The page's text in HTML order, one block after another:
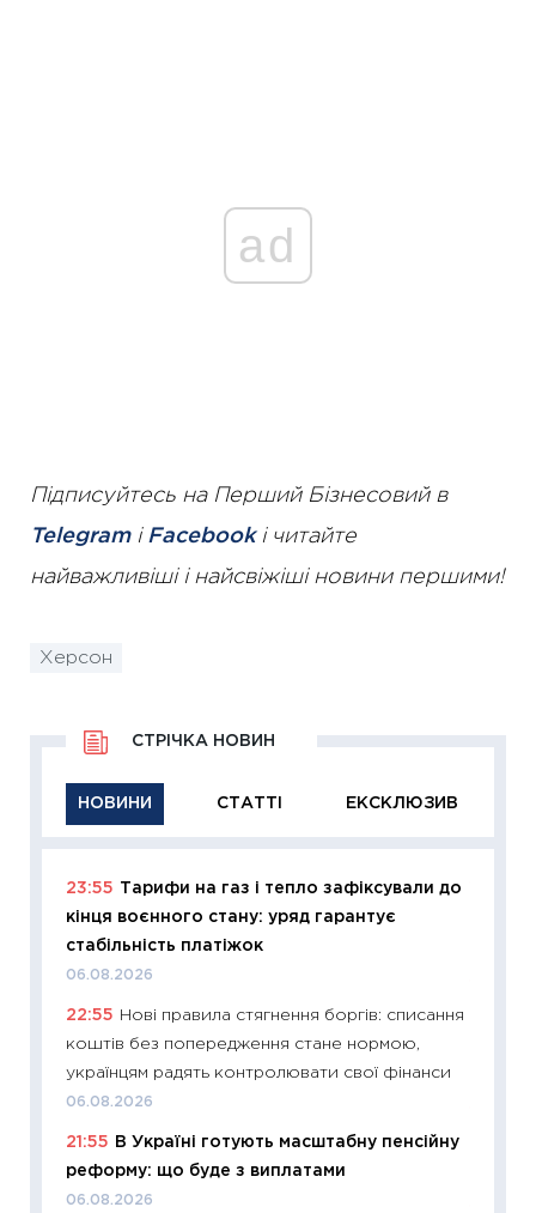
ad
Підписуйтесь на Перший Бізнесовий в
Telegramі Facebookі читайте
найважливіші і найсвіжіші новини першими!
Херсон
НОВИНИ СТАТТІ ЕКСКЛЮЗИВ
СТРІЧКА НОВИН
23:55
Тарифи на газ і тепло зафіксували до
кінця воєнного стану: уряд гарантує
стабільність платіжок
06.08.2026
22:55
Нові правила стягнення боргів: списання
коштів без попередження стане нормою,
українцям радять контролювати свої фінанси
06.08.2026
21:55
В Україні готують масштабну пенсійну
реформу: що буде з виплатами
06.08.2026